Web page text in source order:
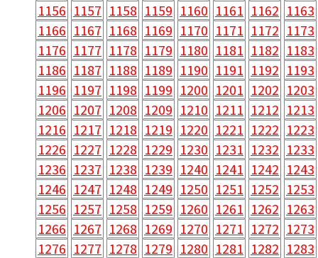
1156 1157 1158 1159 1160 1161 1162 1163
1166 1167 1168 1169 1170 1171 1172 1173
1176 1177 1178 1179 1180 1181 1182 1183
1186 1187 1188 1189 1190 1191 1192 1193
1196 1197 1198 1199 1200 1201 1202 1203
1206 1207 1208 1209 1210 1211 1212 1213
1216 1217 1218 1219 1220 1221 1222 1223
1226 1227 1228 1229 1230 1231 1232 1233
1236 1237 1238 1239 1240 1241 1242 1243
1246 1247 1248 1249 1250 1251 1252 1253
1256 1257 1258 1259 1260 1261 1262 1263
1266 1267 1268 1269 1270 1271 1272 1273
1276 1277 1278 1279 1280 1281 1282 1283